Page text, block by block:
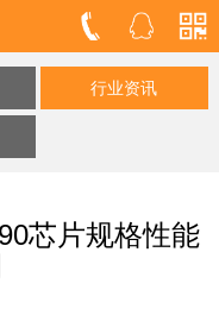
行业资讯
芯片规格性能